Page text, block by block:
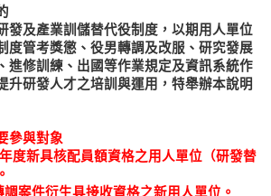
發及產業訓儲替代役制度，以期用人單位
度管考獎懲、役男轉調及改服、研究發展
進修訓練、出國等作業規定及資訊系統作
升研發人才之培訓與運用，特舉辦本說明
參與對象
度新具核配員額資格之用人單位（研發替
調案件衍生具接收資格之新用人單位。